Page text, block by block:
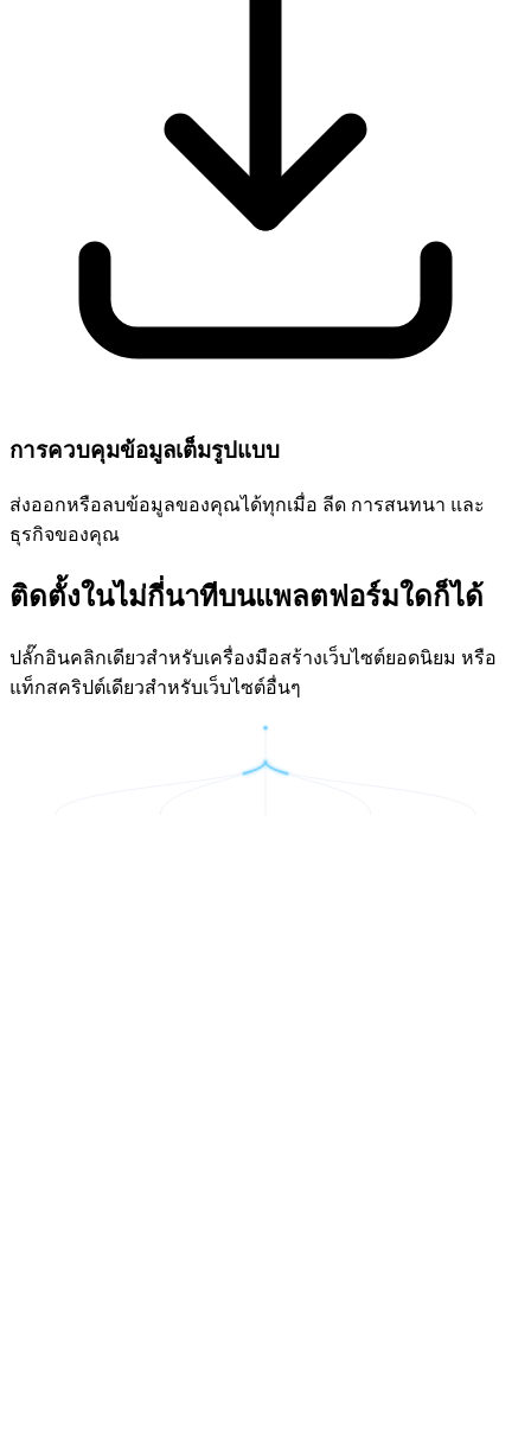
การควบคุมข้อมูลเต็มรูปแบบ
ส่งออกหรือลบข้อมูลของคุณได้ทุกเมื่อ ลีด การสนทนา และ
ธุรกิจของคุณ
ติดตั้งในไม่กี่นาทีบนแพลตฟอร์มใดก็ได้
ปลั๊กอินคลิกเดียวสำหรับเครื่องมือสร้างเว็บไซต์ยอดนิยม หรือ
แท็กสคริปต์เดียวสำหรับเว็บไซต์อื่นๆ